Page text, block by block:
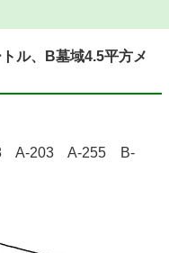
ル、B墓域4.5平方メ
A-203 A-255 B-